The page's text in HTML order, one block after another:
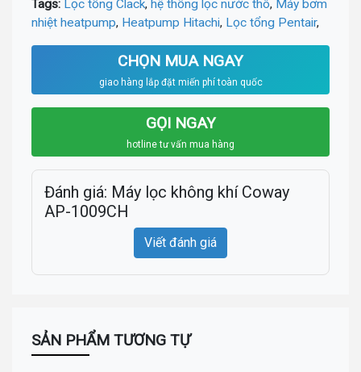
Tags: Lọc tổng Clack, hệ thống lọc nước thô, Máy bơm
nhiệt heatpump, Heatpump Hitachi, Lọc tổng Pentair,
CHỌN MUA NGAY
giao hàng lắp đặt miến phí toàn quốc
GỌI NGAY
hotline tư vấn mua hàng
Đánh giá: Máy lọc không khí Coway
AP-1009CH
Viết đánh giá
SẢN PHẨM TƯƠNG TỰ